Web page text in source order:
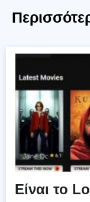
Είναι το